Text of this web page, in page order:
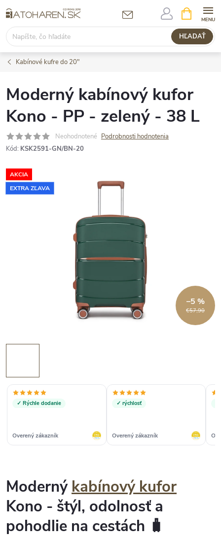
na
obsah
HĽADAŤ
KOŠÍK
Kabínové kufre do 20"
Moderný kabínový kufor
Kono - PP - zelený - 38 L
Neohodnotené Podrobnosti hodnotenia
Kód: KSK2591-GN/BN-20
AKCIA
EXTRA ZĽAVA
€57,90
–5 %
✓ Rýchle dodanie
Overený zákazník
✓ rýchlosť
Overený zákazník
Moderný kabínový kufor
Kono - štýl, odolnosť a
pohodlie na cestách 🧳